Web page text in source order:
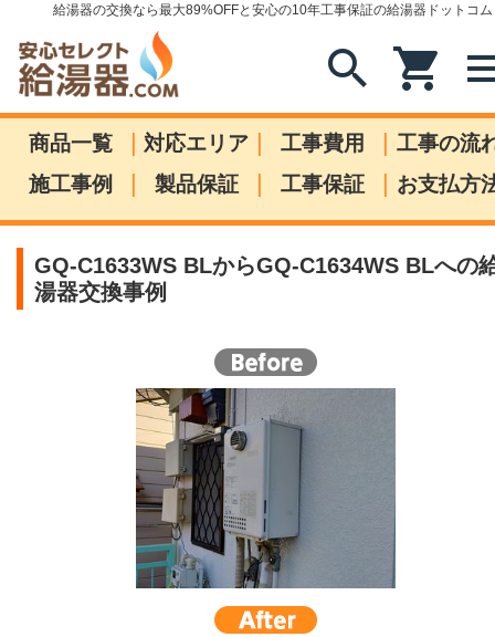
給湯器の交換なら最大89%OFFと安心の10年工事保証の給湯器ドットコム
search shopping_cart
商品一覧 | 対応エリア | 工事費用 | 工事の流
施工事例
| 製品保証 | 工事保証 | お支払方
GQ-C1633WS BLからGQ-C1634WS BLへの
湯器交換事例